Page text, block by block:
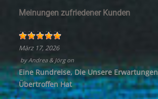
Meinungen zufriedener Kunden
März 17, 2026
byAndrea & Jörgon
Eine Rundreise, Die Unsere Erwartungen
Übertroffen Hat